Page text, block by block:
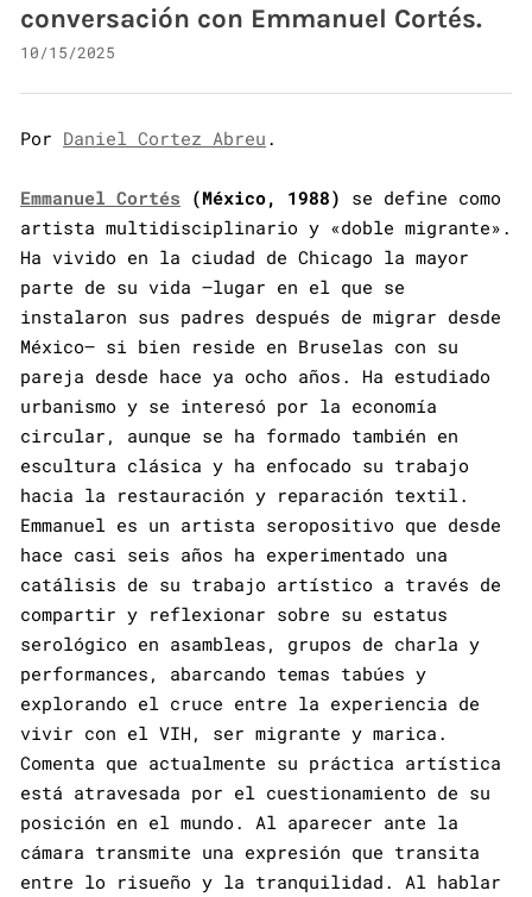
conversación con Emmanuel Cortés.
10/15/2025
Por Daniel Cortez Abreu .
Emmanuel Cortés (México, 1988) se define como
artista multidisciplinario y «doble migrante».
Ha vivido en la ciudad de Chicago la mayor
parte de su vida —lugar en el que se
instalaron sus padres después de migrar desde
México— si bien reside en Bruselas con su
pareja desde hace ya ocho años. Ha estudiado
urbanismo y se interesó por la economía
circular, aunque se ha formado también en
escultura clásica y ha enfocado su trabajo
hacia la restauración y reparación textil.
Emmanuel es un artista seropositivo que desde
hace casi seis años ha experimentado una
catálisis de su trabajo artístico a través de
compartir y reflexionar sobre su estatus
serológico en asambleas, grupos de charla y
performances, abarcando temas tabúes y
explorando el cruce entre la experiencia de
vivir con el VIH, ser migrante y marica.
Comenta que actualmente su práctica artística
está atravesada por el cuestionamiento de su
posición en el mundo. Al aparecer ante la
cámara transmite una expresión que transita
entre lo risueño y la tranquilidad. Al hablar